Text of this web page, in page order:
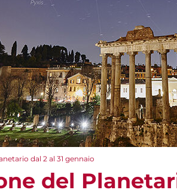
dal 2 al 31 gennaio
del